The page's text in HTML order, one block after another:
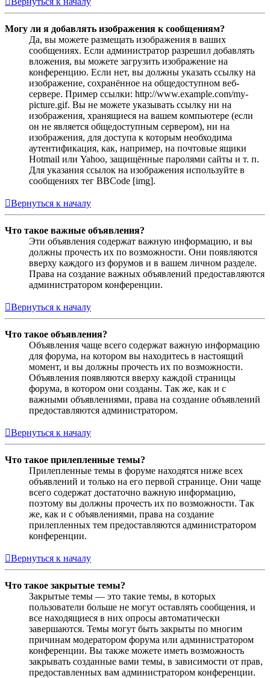
Могу ли я добавлять изображения к сообщениям?
Да, вы можете размещать изображения в ваших
сообщениях. Если администратор разрешил добавлять
вложения, вы можете загрузить изображение на
конференцию. Если нет, вы должны указать ссылку на
изображение, сохранённое на общедоступном веб-
сервере. Пример ссылки: http://www.example.com/my-
picture.gif. Вы не можете указывать ссылку ни на
изображения, хранящиеся на вашем компьютере (если
он не является общедоступным сервером), ни на
изображения, для доступа к которым необходима
аутентификация, как, например, на почтовые ящики
Hotmail или Yahoo, защищённые паролями сайты и т. п.
Для указания ссылок на изображения используйте в
сообщениях тег BBCode [img].
Вернуться к началу
Что такое важные объявления?
Эти объявления содержат важную информацию, и вы
должны прочесть их по возможности. Они появляются
вверху каждого из форумов и в вашем личном разделе.
Права на создание важных объявлений предоставляются
администратором конференции.
Вернуться к началу
Что такое объявления?
Объявления чаще всего содержат важную информацию
для форума, на котором вы находитесь в настоящий
момент, и вы должны прочесть их по возможности.
Объявления появляются вверху каждой страницы
форума, в котором они созданы. Так же, как и с
важными объявлениями, права на создание объявлений
предоставляются администратором.
Вернуться к началу
Что такое прилепленные темы?
Прилепленные темы в форуме находятся ниже всех
объявлений и только на его первой странице. Они чаще
всего содержат достаточно важную информацию,
поэтому вы должны прочесть их по возможности. Так
же, как и с объявлениями, права на создание
прилепленных тем предоставляются администратором
конференции.
Вернуться к началу
Что такое закрытые темы?
Закрытые темы — это такие темы, в которых
пользователи больше не могут оставлять сообщения, и
все находящиеся в них опросы автоматически
завершаются. Темы могут быть закрыты по многим
причинам модератором форума или администратором
конференции. Вы также можете иметь возможность
закрывать созданные вами темы, в зависимости от прав,
предоставленных вам администратором конференции.